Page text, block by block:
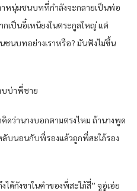
หนุ่มชนบทที่กำลังจะกลายเป็นพ่อ
กเป็นอี๋เหนียงในตระกูลใหญ่ แต่
ชนบทอย่างเราหรือ? มันฟังไม่ขึ้น
บบ่าพี่ชาย
คิดว่านางบอกตามตรงไหม ถ้านางพูด
ลับนอนกับพี่รองแล้วถูกพี่สะใภ้รอง
ได้กังขาในคำของพี่สะใภ้สี่” จูอู่เอ่ย